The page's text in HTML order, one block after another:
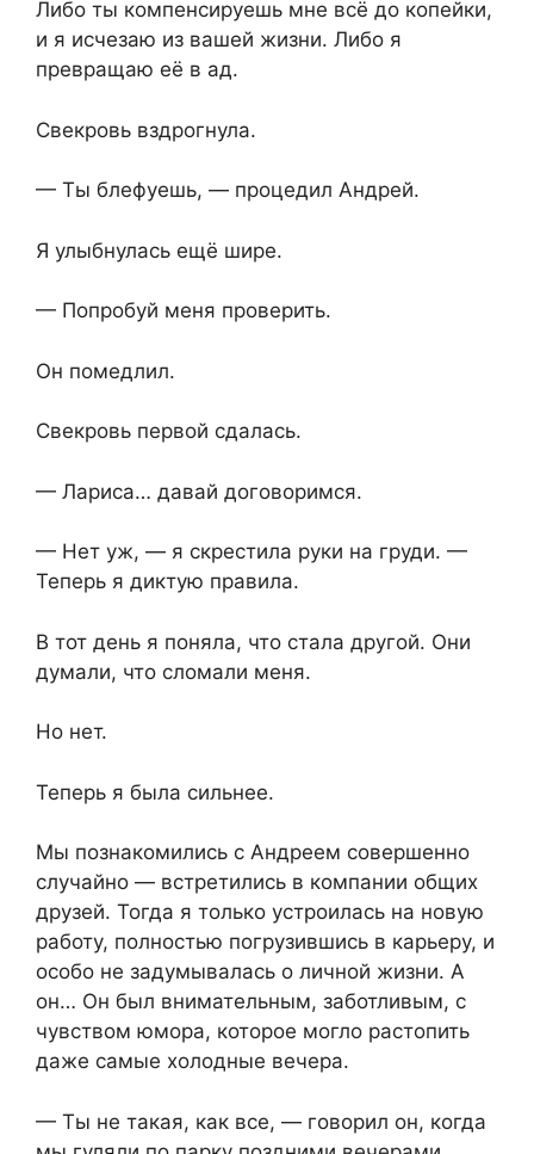
Либо ты компенсируешь мне всё до копейки,
и я исчезаю из вашей жизни. Либо я
превращаю её в ад.
Свекровь вздрогнула.
— Ты блефуешь, — процедил Андрей.
Я улыбнулась ещё шире.
— Попробуй меня проверить.
Он помедлил.
Свекровь первой сдалась.
— Лариса… давай договоримся.
— Нет уж, — я скрестила руки на груди. —
Теперь я диктую правила.
В тот день я поняла, что стала другой. Они
думали, что сломали меня.
Но нет.
Теперь я была сильнее.
Мы познакомились с Андреем совершенно
случайно — встретились в компании общих
друзей. Тогда я только устроилась на новую
работу, полностью погрузившись в карьеру, и
особо не задумывалась о личной жизни. А
он… Он был внимательным, заботливым, с
чувством юмора, которое могло растопить
даже самые холодные вечера.
— Ты не такая, как все, — говорил он, когда